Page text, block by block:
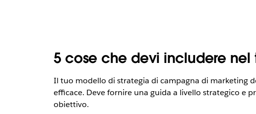
5 cose che devi includere
Il tuo modello di strategia di campagna di marketing
efficace. Deve fornire una guida a livello strategico e
obiettivo.